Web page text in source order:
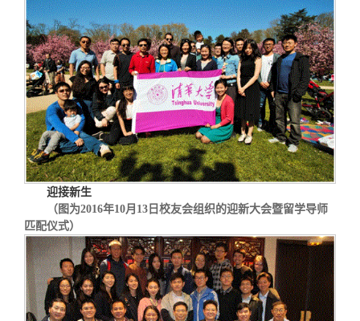
迎接新生
（图为2016年10月 13 日校友会组织的迎新大会暨留学导师
匹配仪式）